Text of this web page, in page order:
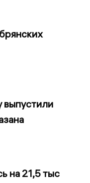
выпустили
на 21,5 тыс